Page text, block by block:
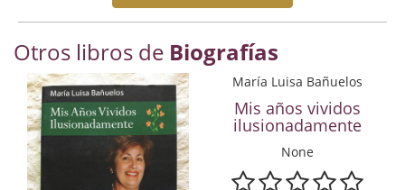
Discos deVinilo. LP
Divulgación científica
DVD
Economía
Otros libros de Biografías
María Luisa Bañuelos
Mis años vividos
ilusionadamente
None